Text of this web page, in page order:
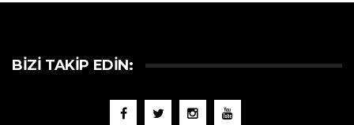
BIZI TAKIP EDIN: